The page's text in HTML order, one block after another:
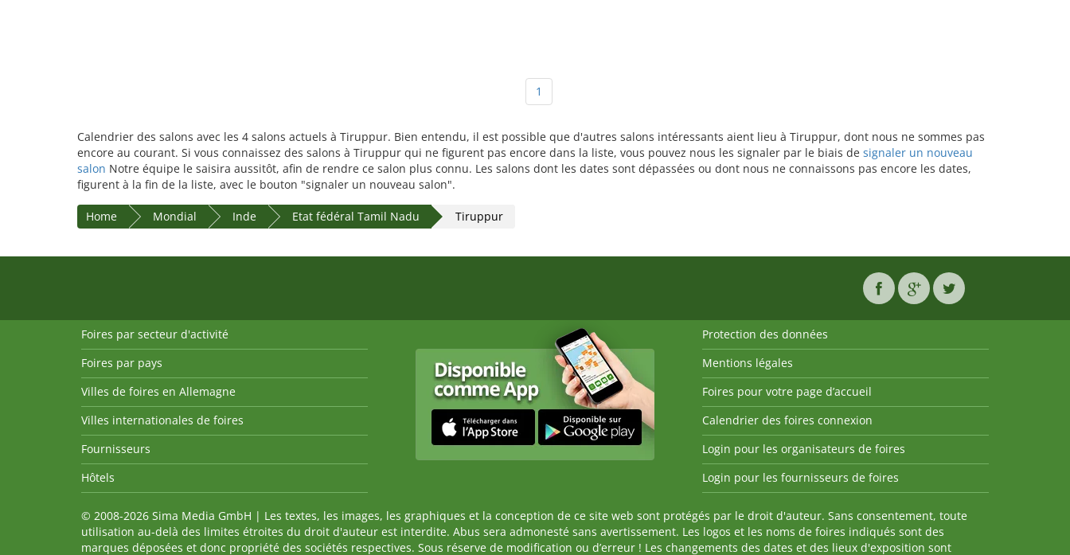
1
Calendrier des salons avec les 4 salons actuels à Tiruppur. Bien entendu, il est possible que d'autres salons intéressants aient lieu à Tiruppur, dont nous ne sommes pas
encore au courant. Si vous connaissez des salons à Tiruppur qui ne figurent pas encore dans la liste, vous pouvez nous les signaler par le biais de signaler un nouveau
salon Notre équipe le saisira aussitôt, afin de rendre ce salon plus connu. Les salons dont les dates sont dépassées ou dont nous ne connaissons pas encore les dates,
figurent à la fin de la liste, avec le bouton "signaler un nouveau salon".
Home Mondial Inde Etat fédéral Tamil Nadu Tiruppur
Foires par secteur d'activité
Foires par pays
Villes de foires en Allemagne
Villes internationales de foires
Fournisseurs
Hôtels
Protection des données
Mentions légales
Foires pour votre page d’accueil
Calendrier des foires connexion
Login pour les organisateurs de foires
Login pour les fournisseurs de foires
© 2008-2026 Sima Media GmbH | Les textes, les images, les graphiques et la conception de ce site web sont protégés par le droit d'auteur. Sans consentement, toute
utilisation au-delà des limites étroites du droit d'auteur est interdite. Abus sera admonesté sans avertissement. Les logos et les noms de foires indiqués sont des
marques déposées et donc propriété des sociétés respectives. Sous réserve de modification ou d’erreur ! Les changements des dates et des lieux d'exposition sont